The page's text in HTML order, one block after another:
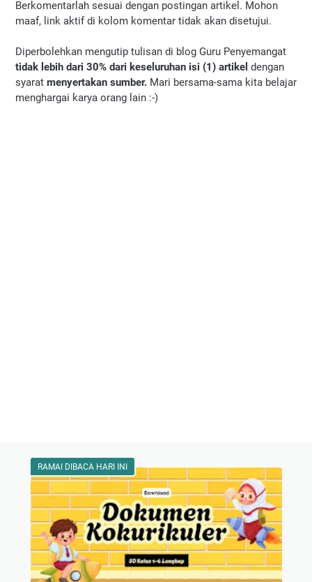
Berkomentarlah sesuai dengan postingan artikel. Mohon
maaf, link aktif di kolom komentar tidak akan disetujui.
Diperbolehkan mengutip tulisan di blog Guru Penyemangat
tidak lebih dari 30% dari keseluruhan isi (1) artikel dengan
syarat menyertakan sumber. Mari bersama-sama kita belajar
menghargai karya orang lain :-)
RAMAI DIBACA HARI INI